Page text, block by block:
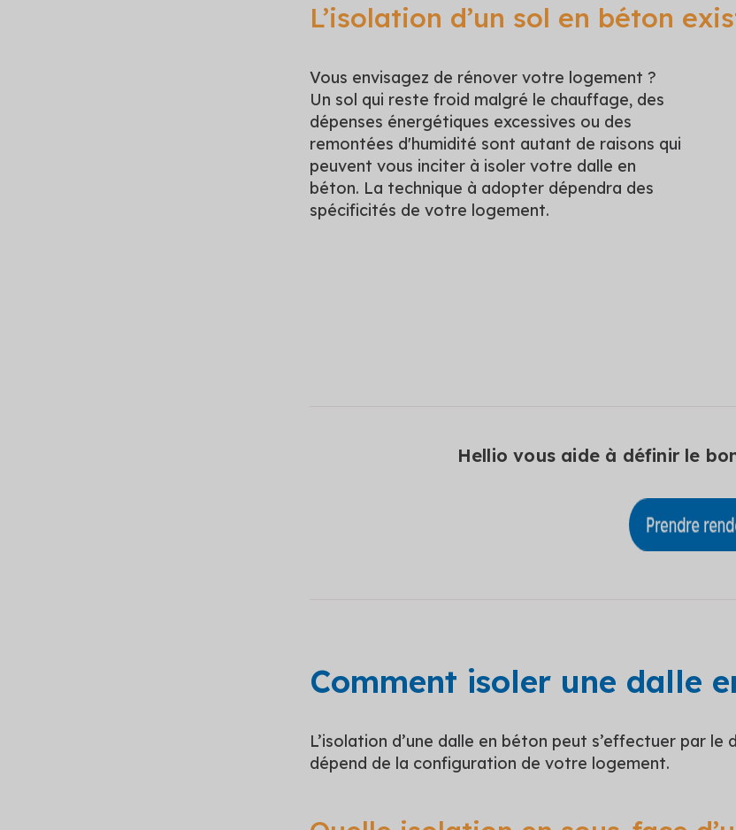
L’isolation d’un sol en béton
Vous envisagez de rénover votre logement ?
Un sol qui reste froid malgré le chauffage, des
dépenses énergétiques excessives ou des
remontées d'humidité sont autant de raisons qui
peuvent vous inciter à isoler votre dalle en
béton. La technique à adopter dépendra des
spécificités de votre logement.
Hellio vous aide à définir le
Comment isoler une dalle
L’isolation d’une dalle en béton peut s’effectuer par
dépend de la configuration de votre logement.